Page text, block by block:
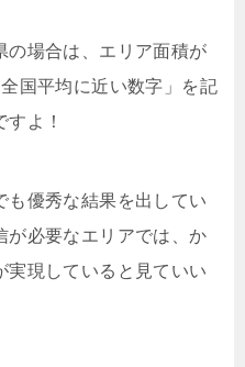
の場合は、エリア面積が
国平均に近い数字」を記
よ！
も優秀な結果を出してい
が必要なエリアでは、か
実現していると見ていい